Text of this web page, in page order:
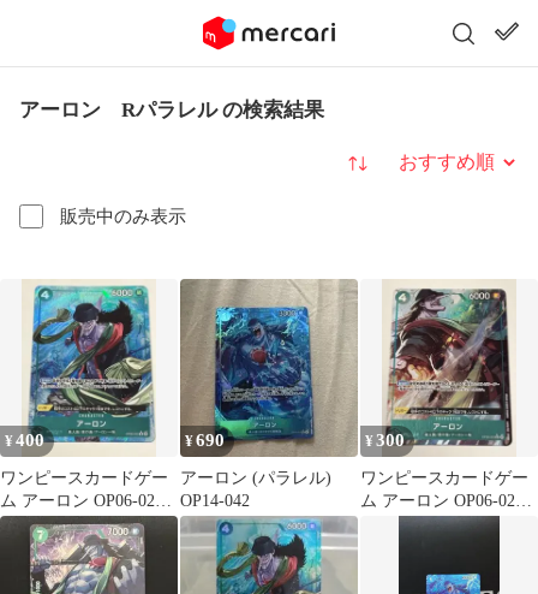
アーロン Rパラレル の検索結果
販売中のみ表示
並び替え
¥400
ワンピースカードゲー
ム アーロン OP06-023
Rパラレル
¥690
アーロン (パラレル)
OP14-042
¥300
ワンピースカードゲー
ム アーロン OP06-023
Rパラレル